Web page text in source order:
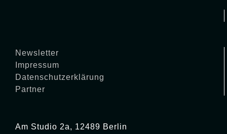
Newsletter
Impressum
Datenschutzerklärung
Partner
Am Studio 2a, 12489 Berlin